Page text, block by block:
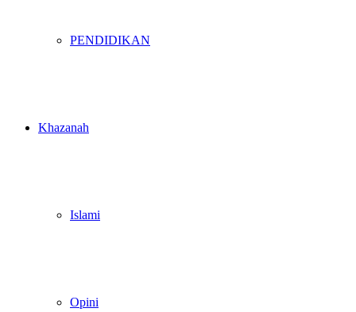
PENDIDIKAN
Khazanah
Islami
Opini